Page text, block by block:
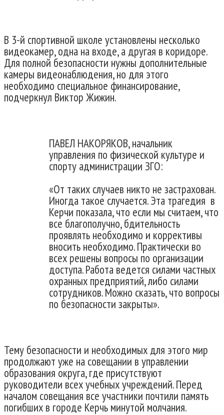
В 3-й спортивной школе установлены несколько
видеокамер, одна на входе, а другая в коридоре.
Для полной безопасности нужны дополнительные
камеры видеонаблюдения, но для этого
необходимо специальное финансирование,
подчеркнул Виктор Жижин.
ПАВЕЛ НАКОРЯКОВ, начальник
управления по физической культуре и
спорту администрации ЗГО:
«От таких случаев никто не застрахован.
Иногда такое случается. Эта трагедия в
Керчи показала, что если мы считаем, что
все благополучно, бдительность
проявлять необходимо и коррективы
вносить необходимо. Практически во
всех решены вопросы по организации
доступа. Работа ведется силами частных
охранных предприятий, либо силами
сотрудников. Можно сказать, что вопросы
по безопасности закрыты».
Тему безопасности и необходимых для этого мир
продолжают уже на совещании в управлении
образования округа, где присутствуют
руководители всех учебных учреждений. Перед
началом совещания все участники почтили память
погибших в городе Керчь минутой молчания.